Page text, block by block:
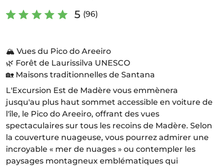
5 (96)
🏔️ Vues du Pico do Areeiro
🌿 Forêt de Laurissilva UNESCO
🏡 Maisons traditionnelles de Santana
L'Excursion Est de Madère vous emmènera
jusqu'au plus haut sommet accessible en voiture de
l'île, le Pico do Areeiro, offrant des vues
spectaculaires sur tous les recoins de Madère. Selon
la couverture nuageuse, vous pourrez admirer une
incroyable « mer de nuages » ou contempler les
paysages montagneux emblématiques qui